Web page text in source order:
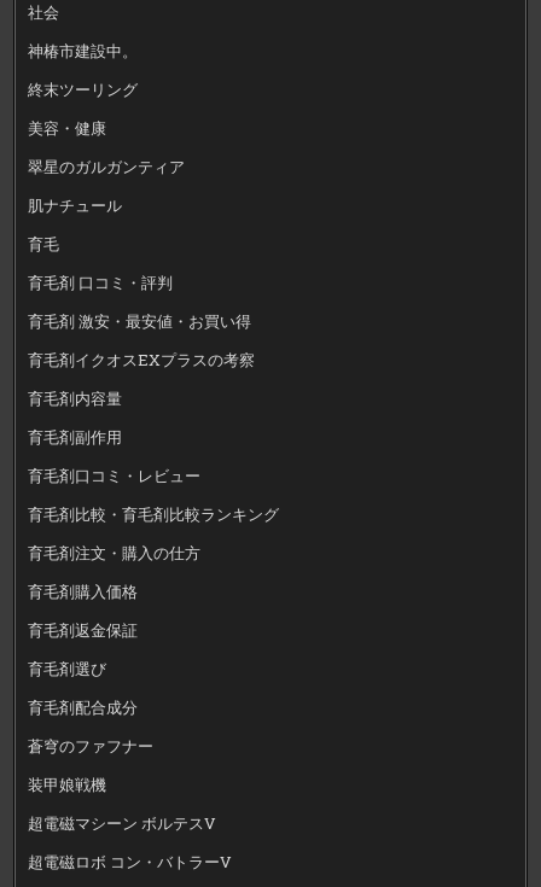
社会
神椿市建設中。
終末ツーリング
美容・健康
翠星のガルガンティア
肌ナチュール
育毛
育毛剤 口コミ・評判
育毛剤 激安・最安値・お買い得
育毛剤イクオスEXプラスの考察
育毛剤内容量
育毛剤副作用
育毛剤口コミ・レビュー
育毛剤比較・育毛剤比較ランキング
育毛剤注文・購入の仕方
育毛剤購入価格
育毛剤返金保証
育毛剤選び
育毛剤配合成分
蒼穹のファフナー
装甲娘戦機
超電磁マシーン ボルテスV
超電磁ロボ コン・バトラーV